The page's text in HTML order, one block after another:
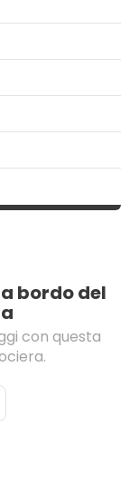
bordo del
con questa